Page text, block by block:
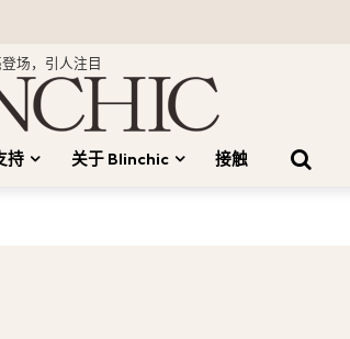
场，引人注目
持 关于 Blinchic 接触